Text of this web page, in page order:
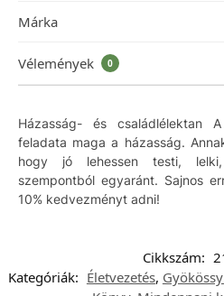
Márka
Vélemények 0
Házasság- és családlélektan
feladata maga a házasság.
hogy jó lehessen testi, lelki,
szempontból egyaránt. Sajnos
10% kedvezményt adni!
Cikkszám:
Kategóriák: Életvezetés,